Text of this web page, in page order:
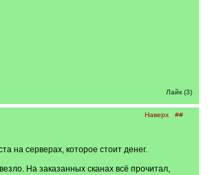
Лайк (3)
Наверх ##
на серверах, которое стоит денег.
На заказанных сканах всё прочитал,